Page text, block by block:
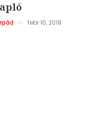
febr 10, 2018